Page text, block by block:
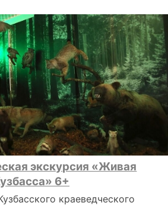
экскурсия «Живая
6+
краеведческого